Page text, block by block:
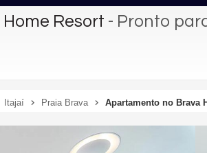
Resort - Pronto
Itajaí Praia Brava Apartamento no Brava